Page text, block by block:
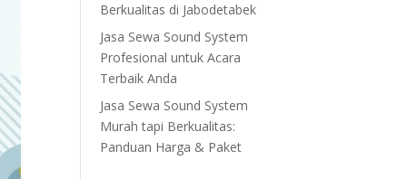
Berkualitas di Jabodetabek
Jasa Sewa Sound System
Profesional untuk Acara
Terbaik Anda
Jasa Sewa Sound System
Murah tapi Berkualitas:
Panduan Harga & Paket